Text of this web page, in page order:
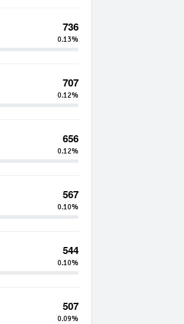
736
0.13%
707
0.12%
656
0.12%
567
0.10%
544
0.10%
507
0.09%